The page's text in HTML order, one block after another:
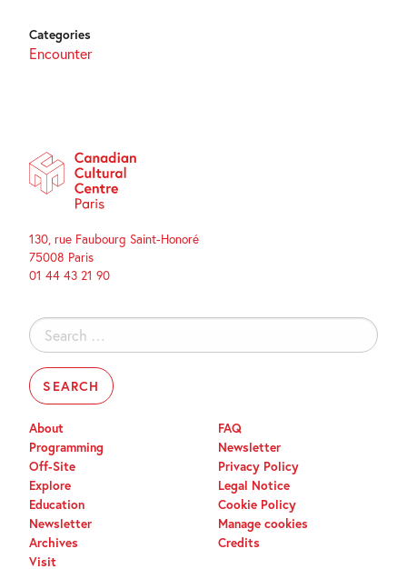
Categories
Encounter
130, rue Faubourg Saint-Honoré
75008 Paris
01 44 43 21 90
Search
for:
About
Programming
Off-Site
Explore
Education
Newsletter
Archives
Visit
FAQ
Newsletter
Privacy Policy
Legal Notice
Cookie Policy
Manage cookies
Credits